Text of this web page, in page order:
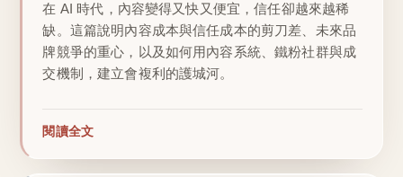
在 AI 時代，內容變得又快又便宜，信任卻越來越稀
缺。這篇說明內容成本與信任成本的剪刀差、未來品
牌競爭的重心，以及如何用內容系統、鐵粉社群與成
交機制，建立會複利的護城河。
閱讀全文